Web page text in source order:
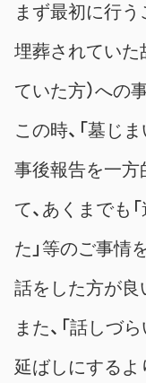
まず最初に行う
埋葬されていた
ていた方）への
この時、「墓じ
事後報告を一方
て、あくまでも
た」等のご事情
話をした方が良
また、「話しづ
延ばしにするよ